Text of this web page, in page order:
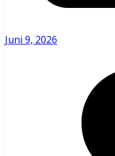
Juni 9, 2026